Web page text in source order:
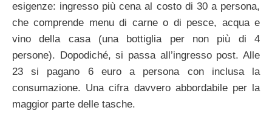
esigenze: ingresso più cena al costo di 30 a persona,
che comprende menu di carne o di pesce, acqua e
vino della casa (una bottiglia per non più di 4
persone). Dopodiché, si passa all’ingresso post. Alle
23 si pagano 6 euro a persona con inclusa la
consumazione. Una cifra davvero abbordabile per la
maggior parte delle tasche.